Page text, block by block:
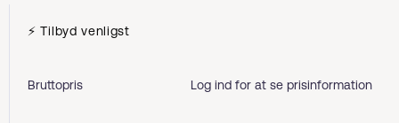
⚡ Tilbyd venligst
Bruttopris Log ind for at se prisinformation